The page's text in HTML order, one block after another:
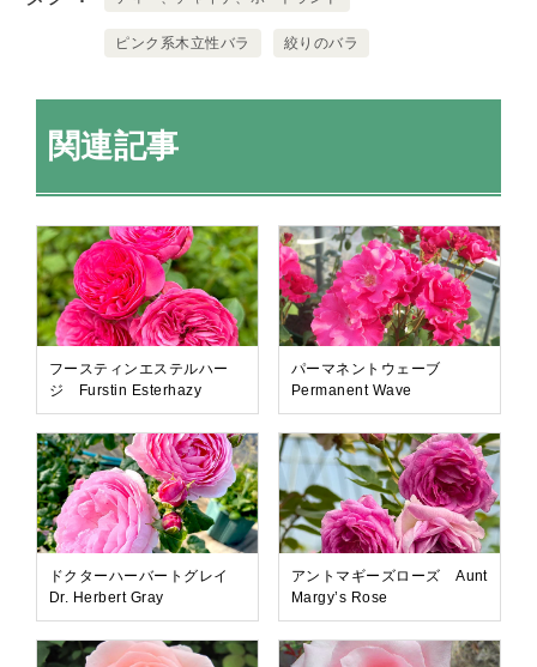
ピンク系木立性バラ 絞りのバラ
関連記事
フースティンエステルハー
ジ Furstin Esterhazy
パーマネントウェーブ
Permanent Wave
ドクターハーバートグレイ
Dr. Herbert Gray
アントマギーズローズ Aunt
Margy’s Rose